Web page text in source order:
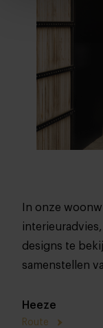
In onze
designs te
samenstellen
Heeze
Route